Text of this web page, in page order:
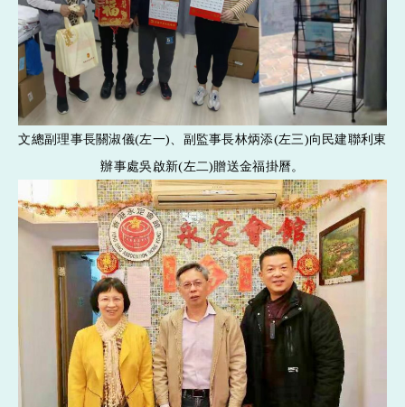
文總副理事長關淑儀(左一)、副監事長林炳添(左三)向民建聯利東
辦事處吳啟新(左二)贈送金福掛曆。